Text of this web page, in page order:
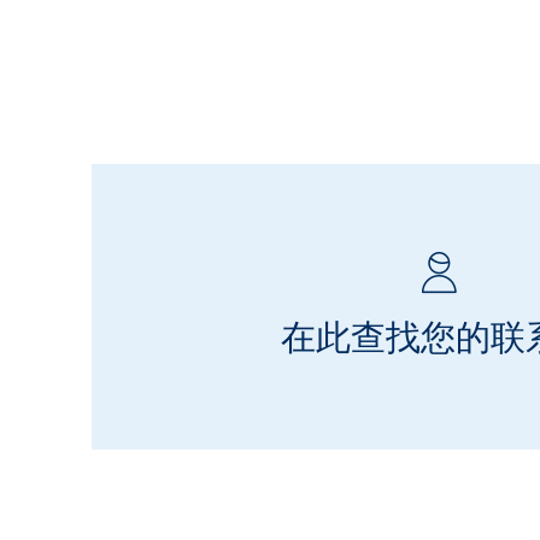
在此查找您的联